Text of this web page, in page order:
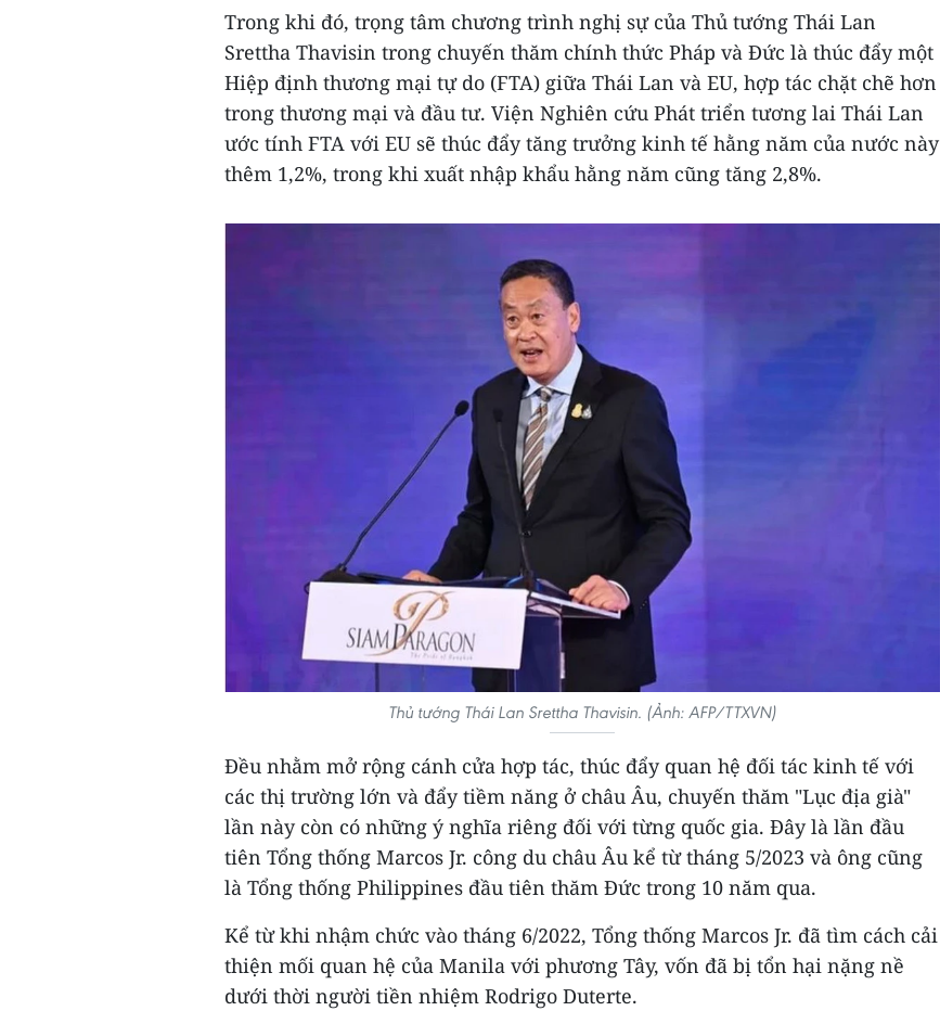
Trong khi đó, trọng tâm chương trình nghị sự của Thủ tướng Thái Lan
Srettha Thavisin trong chuyến thăm chính thức Pháp và Đức là thúc đẩy một
Hiệp định thương mại tự do (FTA) giữa Thái Lan và EU, hợp tác chặt chẽ hơn
trong thương mại và đầu tư. Viện Nghiên cứu Phát triển tương lai Thái Lan
ước tính FTA với EU sẽ thúc đẩy tăng trưởng kinh tế hằng năm của nước này
thêm 1,2%, trong khi xuất nhập khẩu hằng năm cũng tăng 2,8%.
Thủ tướng Thái Lan Srettha Thavisin. (Ảnh: AFP/TTXVN)
Đều nhằm mở rộng cánh cửa hợp tác, thúc đẩy quan hệ đối tác kinh tế với
các thị trường lớn và đẩy tiềm năng ở châu Âu, chuyến thăm "Lục địa già"
lần này còn có những ý nghĩa riêng đối với từng quốc gia. Đây là lần đầu
tiên Tổng thống Marcos Jr. công du châu Âu kể từ tháng 5/2023 và ông cũng
là Tổng thống Philippines đầu tiên thăm Đức trong 10 năm qua.
Kể từ khi nhậm chức vào tháng 6/2022, Tổng thống Marcos Jr. đã tìm cách cải
thiện mối quan hệ của Manila với phương Tây, vốn đã bị tổn hại nặng nề
dưới thời người tiền nhiệm Rodrigo Duterte.